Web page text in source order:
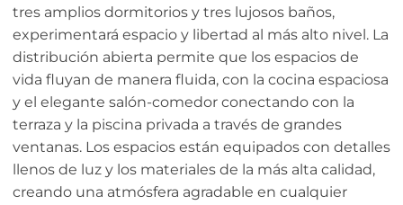
tres amplios dormitorios y tres lujosos baños,
experimentará espacio y libertad al más alto nivel. La
distribución abierta permite que los espacios de
vida fluyan de manera fluida, con la cocina espaciosa
y el elegante salón-comedor conectando con la
terraza y la piscina privada a través de grandes
ventanas. Los espacios están equipados con detalles
llenos de luz y los materiales de la más alta calidad,
creando una atmósfera agradable en cualquier